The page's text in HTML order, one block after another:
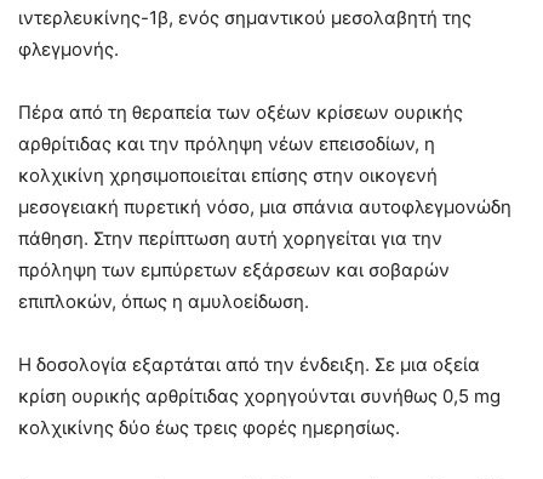
ιντερλευκίνης-1β, ενός σημαντικού μεσολαβητή της
φλεγμονής.
Πέρα από τη θεραπεία των οξέων κρίσεων ουρικής
αρθρίτιδας και την πρόληψη νέων επεισοδίων, η
κολχικίνη χρησιμοποιείται επίσης στην οικογενή
μεσογειακή πυρετική νόσο, μια σπάνια αυτοφλεγμονώδη
πάθηση. Στην περίπτωση αυτή χορηγείται για την
πρόληψη των εμπύρετων εξάρσεων και σοβαρών
επιπλοκών, όπως η αμυλοείδωση.
Η δοσολογία εξαρτάται από την ένδειξη. Σε μια οξεία
κρίση ουρικής αρθρίτιδας χορηγούνται συνήθως 0,5 mg
κολχικίνης δύο έως τρεις φορές ημερησίως.